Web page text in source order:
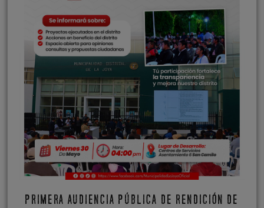
PRIMERA AUDIENCIA PÚBLICA DE RENDICIÓN DE